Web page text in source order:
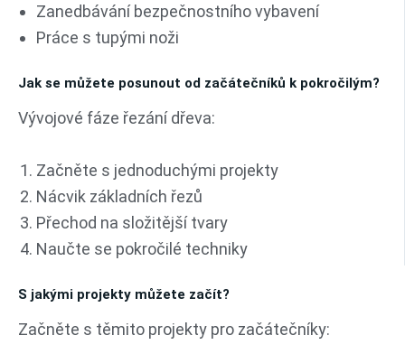
Zanedbávání bezpečnostního vybavení
Práce s tupými noži
Jak se můžete posunout od začátečníků k pokročilým?
Vývojové fáze řezání dřeva:
Začněte s jednoduchými projekty
Nácvik základních řezů
Přechod na složitější tvary
Naučte se pokročilé techniky
S jakými projekty můžete začít?
Začněte s těmito projekty pro začátečníky: